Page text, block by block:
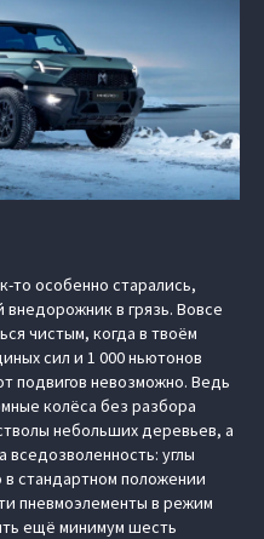
то особенно старались,
внедорожник в грязь. Вовсе
чистым, когда в твоём
сил и 1 000 ньютонов
подвигов невозможно. Ведь
колёса без разбора
небольших деревьев, а
вседозволенность: углы
стандартном положении
пневмоэлементы в режим
ещё минимум шесть